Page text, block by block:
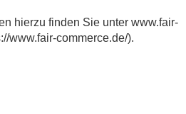
hierzu finden Sie unter www.fair-
www.fair-commerce.de/).